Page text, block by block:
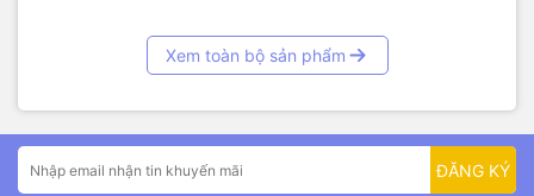
Xem toàn bộ sản phẩm
ĐĂNG KÝ